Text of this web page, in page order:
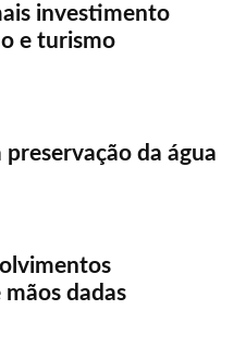
investimento
e turismo
da água
dadas